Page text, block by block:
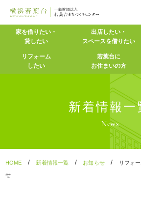
content
家を借りたい・
貸したい
出店したい・
スペースを借りたい
リフォーム
したい
若葉台に
お住まいの方
新着情報一
News
HOME / 新着情報一覧 / お知らせ/ リフォ
せ